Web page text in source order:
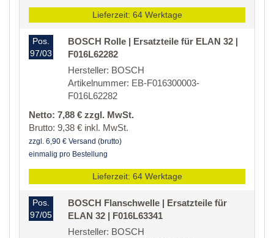
Lieferzeit: 64 Werktage
Pos.
97/03
BOSCH Rolle | Ersatzteile für ELAN 32 |
F016L62282
Hersteller: BOSCH
Artikelnummer: EB-F016300003-
F016L62282
Netto: 7,88 € zzgl. MwSt.
Brutto: 9,38 € inkl. MwSt.
zzgl. 6,90 € Versand (brutto)
einmalig pro Bestellung
Lieferzeit: 64 Werktage
Pos.
97/05
BOSCH Flanschwelle | Ersatzteile für
ELAN 32 | F016L63341
Hersteller: BOSCH